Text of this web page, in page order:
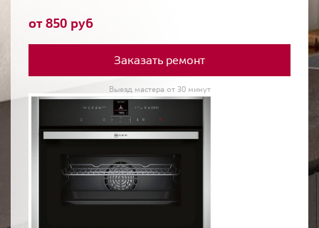
от 850 руб
Заказать ремонт
Выезд мастера от 30 минут